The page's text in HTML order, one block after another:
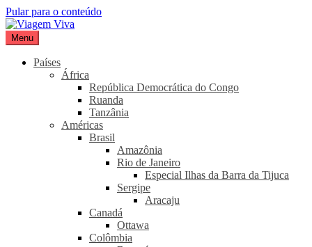
Pular para o conteúdo
Viagem Viva
Seu portal de turismo sustentável
Menu
Países
África
República Democrática do Congo
Ruanda
Tanzânia
Américas
Brasil
Amazônia
Rio de Janeiro
Especial Ilhas da Barra da Tijuca
Sergipe
Aracaju
Canadá
Ottawa
Colômbia